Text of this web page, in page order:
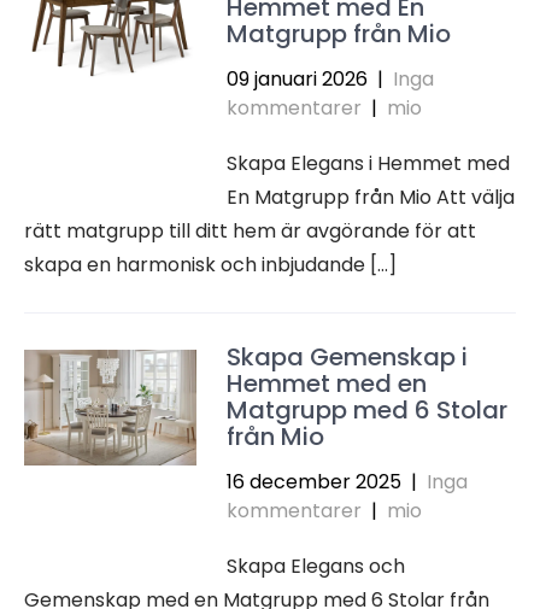
Hemmet med En
Matgrupp från Mio
09 januari 2026 | Inga
kommentarer | mio
Skapa Elegans i Hemmet med
En Matgrupp från Mio Att välja
rätt matgrupp till ditt hem är avgörande för att
skapa en harmonisk och inbjudande […]
Skapa Gemenskap i
Hemmet med en
Matgrupp med 6 Stolar
från Mio
16 december 2025 | Inga
kommentarer | mio
Skapa Elegans och
Gemenskap med en Matgrupp med 6 Stolar från